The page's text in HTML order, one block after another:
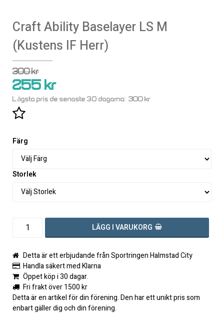
Craft Ability Baselayer LS M
(Kustens IF Herr)
300 kr
255 kr
Lägsta pris de senaste 30 dagarna 300 kr
Lägg till i favoritlistan
Färg
Storlek
LÄGG I VARUKORG
Detta är ett erbjudande från Sportringen Halmstad City
Handla säkert med Klarna
Öppet köp i 30 dagar.
Fri frakt över 1500 kr
Detta är en artikel för din förening. Den har ett unikt pris som
enbart gäller dig och din förening.